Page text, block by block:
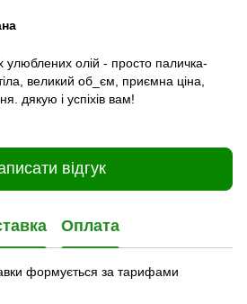
улюблених олій - просто паличка-
великий об_єм, приємна ціна,
дякую і успіхів вам!
відгук
Оплата
формується за тарифами